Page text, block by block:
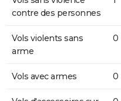
contre des personnes
Vols violents sans
arme
0
Vols avec armes 0